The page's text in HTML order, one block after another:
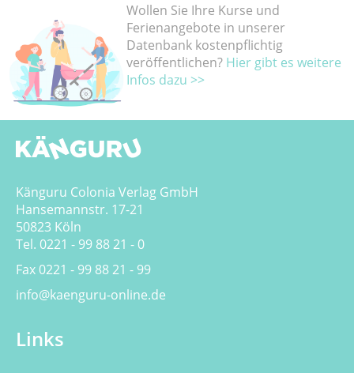
Wollen Sie Ihre Kurse und
Ferienangebote in unserer
Datenbank kostenpflichtig
veröffentlichen? Hier gibt es weitere
Infos dazu >>
Känguru Colonia Verlag GmbH
Hansemannstr. 17-21
50823 Köln
Tel. 0221 - 99 88 21 - 0
Fax 0221 - 99 88 21 - 99
info@kaenguru-online.de
Links